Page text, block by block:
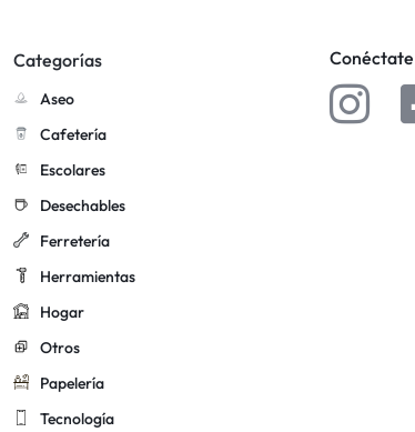
Categorías
Aseo
Cafetería
Escolares
Desechables
Ferretería
Herramientas
Hogar
Otros
Papelería
Tecnología
Conéctate